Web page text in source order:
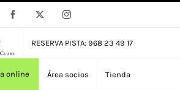
Facebook Instagram
RESERVA PISTA: 968 23 49 17
online Área socios Tienda